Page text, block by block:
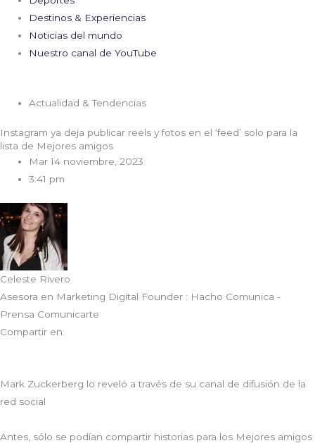
Destinos & Experiencias
Noticias del mundo
Nuestro canal de YouTube
Actualidad & Tendencias
Instagram ya deja publicar reels y fotos en el ‘feed’ solo para la
lista de Mejores amigos
Mar 14 noviembre, 2023
3:41 pm
Celeste Rivero
Asesora en Marketing Digital Founder : Hacho Comunica -
Prensa Comunicarte
Compartir en:
Mark Zuckerberg lo reveló a través de su canal de difusión de la
red social
Antes, sólo se podían compartir historias para los Mejores amigos